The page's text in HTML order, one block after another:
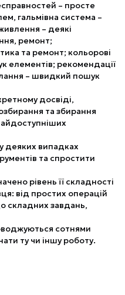
– просте
гальмівна система –
– деякі
ремонт;
та ремонт; кольорові
елементів; рекомендації
– швидкий пошук
досвіді,
та збирання
деяких випадках
та спростити
рівень її складності
від простих операцій
складних завдань,
сотнями
ту чи іншу роботу.